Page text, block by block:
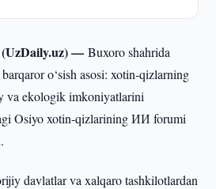
(UzDaily.uz) —Buxoro shahrida
o‘sish asosi: xotin-qizlarning
va ekologik imkoniyatlarini
Osiyo xotin-qizlarining ИИ forumi
davlatlar va xalqaro tashkilotlardan